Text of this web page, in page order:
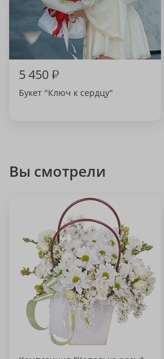
5 450₽
Букет "Ключ к сердцу"
Вы смотрели